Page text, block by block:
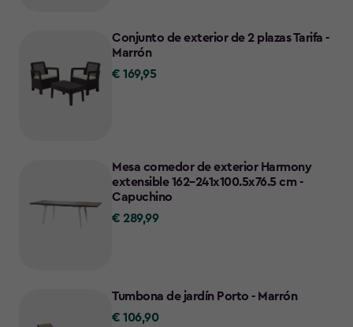
Conjunto de exterior de 2 plazas Tarifa -
Marrón
€
€ 169,95
Mesa comedor de exterior Harmony
extensible 162–241x100.5x76.5 cm -
Capuchino
€
€ 289,99
Tumbona de jardín Porto - Marrón
€
€ 106,90